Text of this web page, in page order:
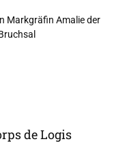
Markgräfin Amalie der
de Logis